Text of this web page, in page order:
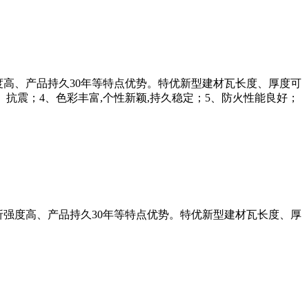
、产品持久30年等特点优势。特优新型建材瓦长度、厚度可
震；4、色彩丰富,个性新颖,持久稳定；5、防火性能良好；
度高、产品持久30年等特点优势。特优新型建材瓦长度、厚